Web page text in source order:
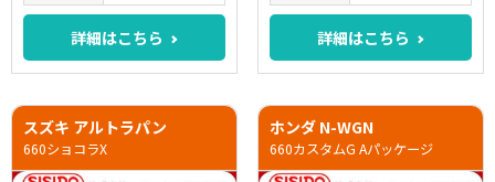
詳細はこちら 詳細はこちら
スズキ アルトラパン
660ショコラX
ホンダ N-WGN
660カスタムG Aパッケージ